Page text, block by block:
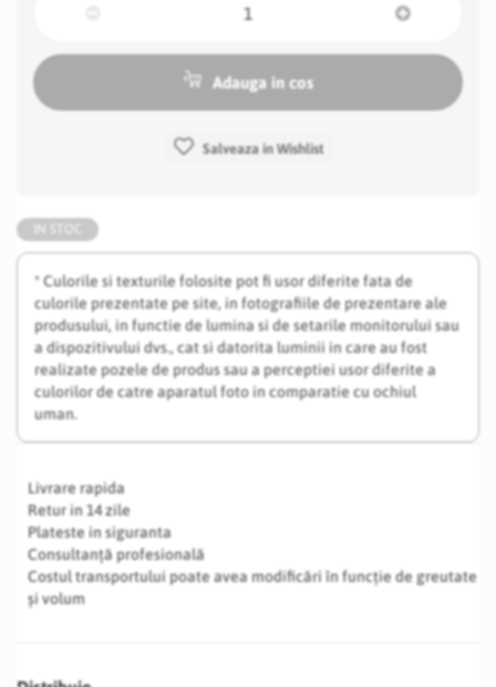
* Culorile si texturile folosite pot fi usor diferite fata de
culorile prezentate pe site, in fotografiile de prezentare ale
produsului, in functie de lumina si de setarile monitorului sau
a dispozitivului dvs., cat si datorita luminii in care au fost
realizate pozele de produs sau a perceptiei usor diferite a
culorilor de catre aparatul foto in comparatie cu ochiul
uman.
Livrare rapida
Retur in 14 zile
Plateste in siguranta
Consultanță profesională
Costul transportului poate avea modificări în funcție de greutate
și volum
Adauga in cos
Salveaza in Wishlist